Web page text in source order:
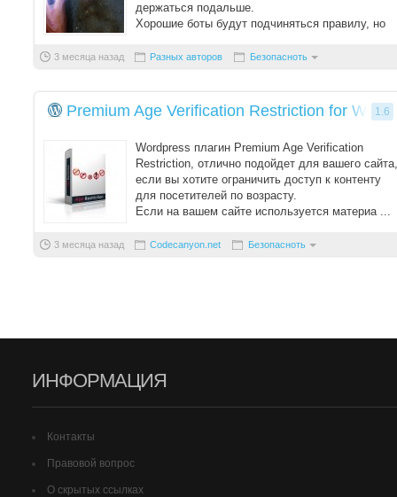
держаться подальше.
Хорошие боты будут подчиняться правилу, но
3 месяца назад Разных авторов Безопасноть
Premium Age Verification Restriction for 1.6
Wordpress плагин Premium Age Verification
Restriction, отлично подойдет для вашего сайта,
если вы хотите ограничить доступ к контенту
для посетителей по возрасту.
Если на вашем сайте используется материа ...
3 месяца назад Codecanyon.net Безопасноть
ИНФОРМАЦИЯ
Контакты
Правовой вопрос
О скрытых ссылках